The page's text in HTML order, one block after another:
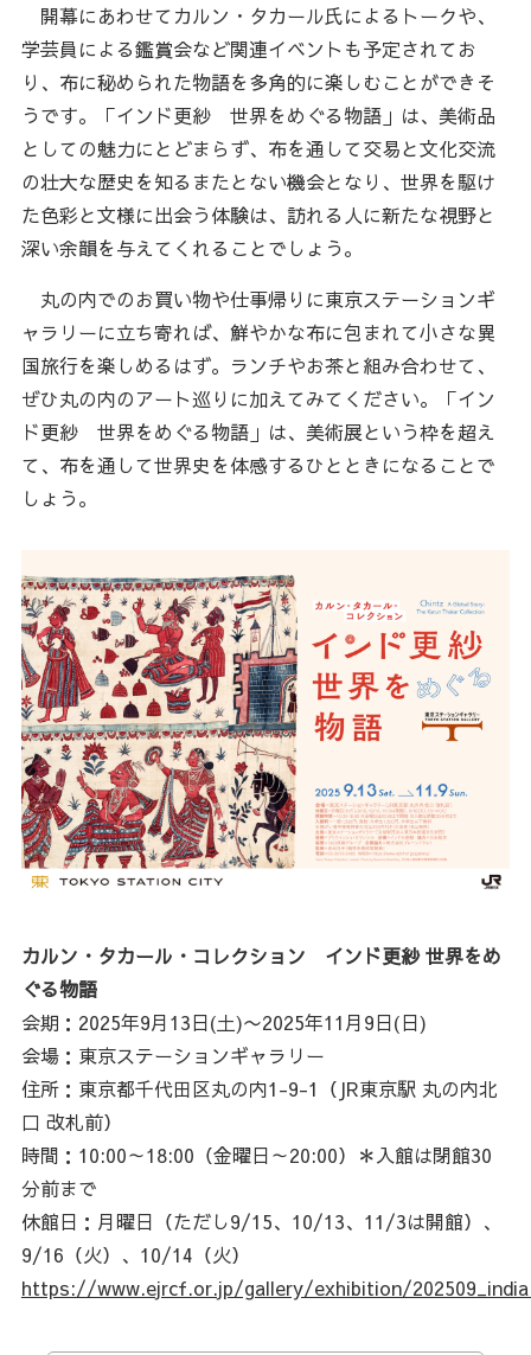
開幕にあわせてカルン・タカール氏によるトークや、
学芸員による鑑賞会など関連イベントも予定されてお
り、布に秘められた物語を多角的に楽しむことができそ
うです。「インド更紗 世界をめぐる物語」は、美術品
としての魅力にとどまらず、布を通して交易と文化交流
の壮大な歴史を知るまたとない機会となり、世界を駆け
た色彩と文様に出会う体験は、訪れる人に新たな視野と
深い余韻を与えてくれることでしょう。
丸の内でのお買い物や仕事帰りに東京ステーションギ
ャラリーに立ち寄れば、鮮やかな布に包まれて小さな異
国旅行を楽しめるはず。ランチやお茶と組み合わせて、
ぜひ丸の内のアート巡りに加えてみてください。「イン
ド更紗 世界をめぐる物語」は、美術展という枠を超え
て、布を通して世界史を体感するひとときになることで
しょう。
カルン・タカール・コレクション インド更紗 世界をめ
ぐる物語
会期：2025年9月13日(土)〜2025年11月9日(日)
会場：東京ステーションギャラリー
住所：東京都千代田区丸の内1-9-1（JR東京駅 丸の内北
口 改札前）
時間：10:00～18:00（金曜日～20:00）＊入館は閉館30
分前まで
休館日：月曜日（ただし9/15、10/13、11/3は開館）、
9/16（火）、10/14（火）
https://www.ejrcf.or.jp/gallery/exhibition/